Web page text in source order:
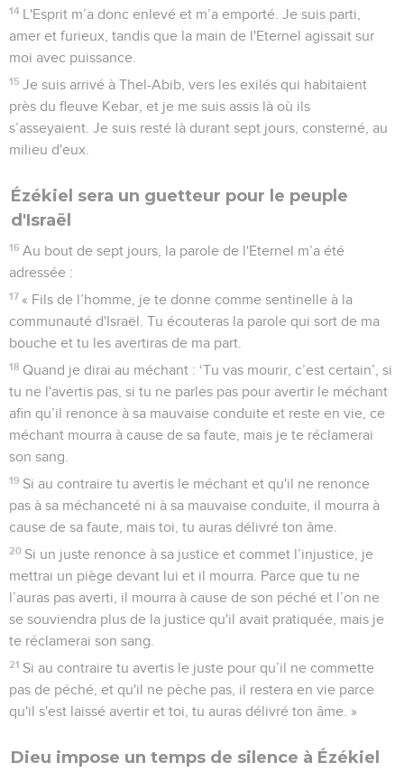
14 L'Esprit m’a donc enlevé et m’a emporté. Je suis parti,
amer et furieux, tandis que la main de l'Eternel agissait sur
moi avec puissance.
15 Je suis arrivé à Thel-Abib, vers les exilés qui habitaient
près du fleuve Kebar, et je me suis assis là où ils
s’asseyaient. Je suis resté là durant sept jours, consterné, au
milieu d'eux.
Ézékiel sera un guetteur pour le peuple
d'Israël
16 Au bout de sept jours, la parole de l'Eternel m’a été
adressée :
17 « Fils de l’homme, je te donne comme sentinelle à la
communauté d'Israël. Tu écouteras la parole qui sort de ma
bouche et tu les avertiras de ma part.
18 Quand je dirai au méchant : ‘Tu vas mourir, c’est certain’, si
tu ne l'avertis pas, si tu ne parles pas pour avertir le méchant
afin qu’il renonce à sa mauvaise conduite et reste en vie, ce
méchant mourra à cause de sa faute, mais je te réclamerai
son sang.
19 Si au contraire tu avertis le méchant et qu'il ne renonce
pas à sa méchanceté ni à sa mauvaise conduite, il mourra à
cause de sa faute, mais toi, tu auras délivré ton âme.
20 Si un juste renonce à sa justice et commet l’injustice, je
mettrai un piège devant lui et il mourra. Parce que tu ne
l’auras pas averti, il mourra à cause de son péché et l’on ne
se souviendra plus de la justice qu'il avait pratiquée, mais je
te réclamerai son sang.
21 Si au contraire tu avertis le juste pour qu’il ne commette
pas de péché, et qu'il ne pèche pas, il restera en vie parce
qu'il s'est laissé avertir et toi, tu auras délivré ton âme. »
Dieu impose un temps de silence à Ézékiel